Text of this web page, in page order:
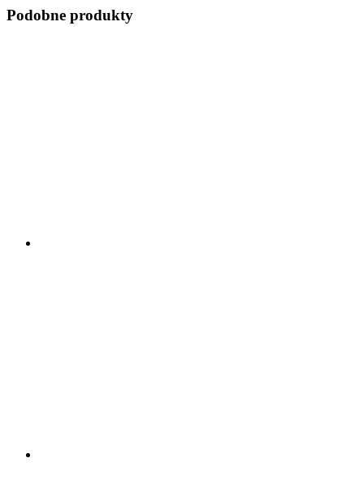
Podobne produkty